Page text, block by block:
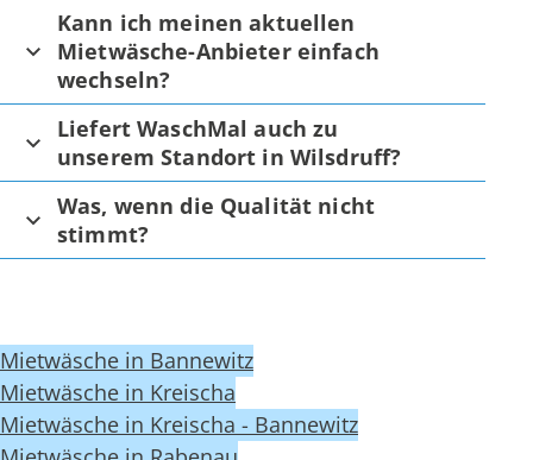
Kann ich meinen aktuellen
Mietwäsche-Anbieter einfach
wechseln?
Liefert WaschMal auch zu
unserem Standort in Wilsdruff?
Was, wenn die Qualität nicht
stimmt?
Mietwäsche in Bannewitz
Mietwäsche in Kreischa
Mietwäsche in Kreischa - Bannewitz